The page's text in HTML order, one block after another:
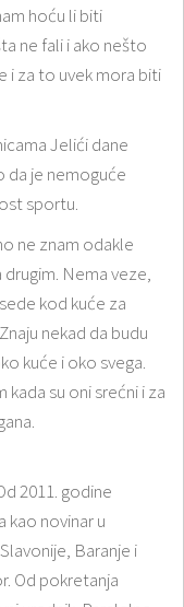
hoću li biti
ne fali i ako nešto
i za to uvek mora biti
Jelići dane
da je nemoguće
sportu.
ne znam odakle
Nema veze,
kod kuće za
nekad da budu
kuće i oko svega.
kada su oni srećni i za
2011. godine
kao novinar u
Baranje i
Od pokretanja